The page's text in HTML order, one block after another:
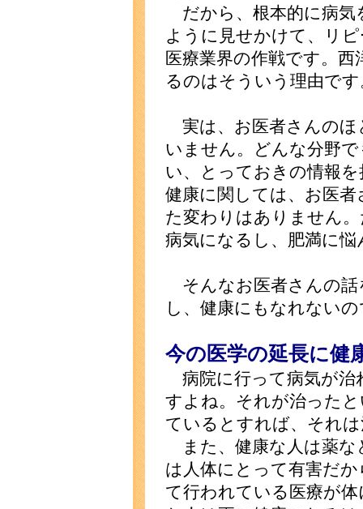
だから、根本的に病気
ように見せかけて、リ
医療業界の作戦です。
るのはそういう理由です
実は、お医者さんのほ
いません。どんな分野
い、とっておきの情報
健康に関しては、お医
た変わりはありません
病気になるし、肥満に
そんなお医者さんの話
し、健康にもなれない
今の医学の延長に健
病院に行って病気が治
すよね。それが治った
ているとすれば、それ
また、健康な人は薬な
は人体にとって有害だ
て行われている医療が